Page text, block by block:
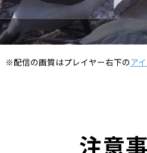
※配信の画質はプレイヤー右下のア
注意